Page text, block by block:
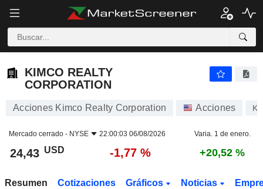
KIMCO REALTY
CORPORATION
Acciones Kimco Realty Corporation Acciones
Mercado cerrado - NYSE 22:00:03 06/08/2026 Varia. 1 de enero.
24,43 USD -1,77 % +20,52 %
Resumen Cotizaciones Gráficos Noticias